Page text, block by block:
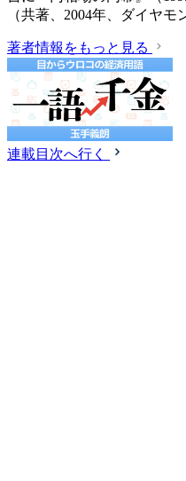
（共著、2004年、ダイヤモ
著者情報をもっと見る
連載目次へ行く